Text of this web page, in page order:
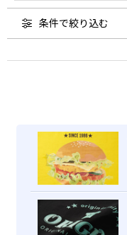
条件で絞り込む